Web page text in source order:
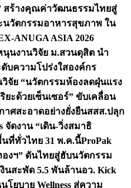
สร้างคุณค่าวัฒนธรรมไทยสู่
นวัตกรรมอาหารสุขภาพ ใน
ANUGA ASIA 2026
นุนงานวิจัย ม.สวนดุสิต นำ
ดับความโปร่งใสองค์กร
จัย “นวัตกรรมห้องลดฝุ่นแรง
ะด้วยเซ็นเซอร์” ขับเคลื่อน
าศสะอาดอย่างยั่งยืนสสส.ปลุก
จัดงาน “เดิน-วิ่งสมาธิ
ที่ทั่วไทย 31 พ.ค.นี้ProPak
องฯ” ดันไทยสู่ฮับนวัตกรรม
นสะพัด 5.5 พันล้านอว. Kick
โยบาย Wellness สู่ความ